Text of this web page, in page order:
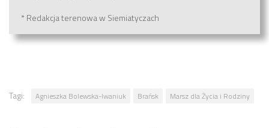
* Redakcja terenowa w Siemiatyczach
Tagi: Agnieszka Bolewska-Iwaniuk Brańsk Marsz dla Życia i Rodziny